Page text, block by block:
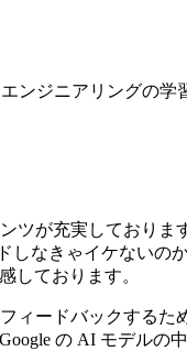
ンジニアリングの
が充実しており
なきゃイケない
しております。
ィードバックする
の AI モデルの